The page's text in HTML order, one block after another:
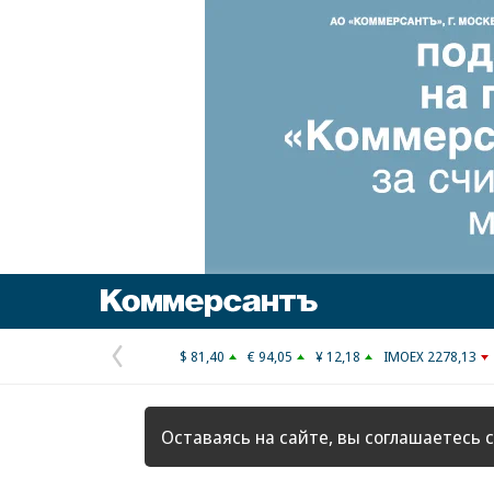
Предыдущая
страница
$ 81,40 € 94,05 ¥ 12,18 IMOEX 2278,13
Оставаясь на сайте, вы соглашаетесь с